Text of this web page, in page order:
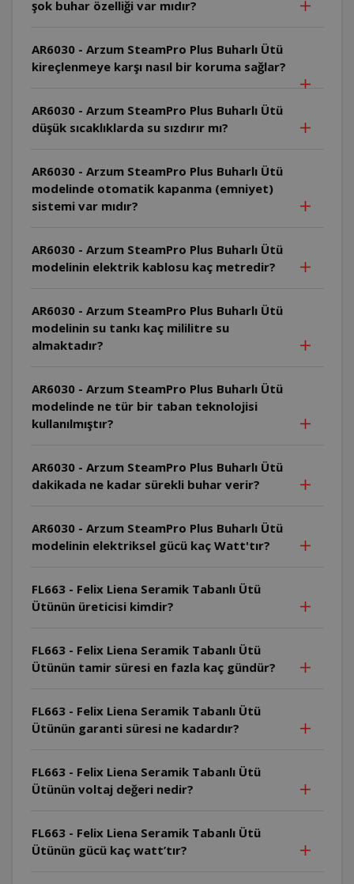
şok buhar özelliği var mıdır?
AR6030 - Arzum SteamPro Plus Buharlı Ütü
kireçlenmeye karşı nasıl bir koruma sağlar?
AR6030 - Arzum SteamPro Plus Buharlı Ütü
düşük sıcaklıklarda su sızdırır mı?
AR6030 - Arzum SteamPro Plus Buharlı Ütü
modelinde otomatik kapanma (emniyet)
sistemi var mıdır?
AR6030 - Arzum SteamPro Plus Buharlı Ütü
modelinin elektrik kablosu kaç metredir?
AR6030 - Arzum SteamPro Plus Buharlı Ütü
modelinin su tankı kaç mililitre su
almaktadır?
AR6030 - Arzum SteamPro Plus Buharlı Ütü
modelinde ne tür bir taban teknolojisi
kullanılmıştır?
AR6030 - Arzum SteamPro Plus Buharlı Ütü
dakikada ne kadar sürekli buhar verir?
AR6030 - Arzum SteamPro Plus Buharlı Ütü
modelinin elektriksel gücü kaç Watt'tır?
FL663 - Felix Liena Seramik Tabanlı Ütü
Ütünün üreticisi kimdir?
FL663 - Felix Liena Seramik Tabanlı Ütü
Ütünün tamir süresi en fazla kaç gündür?
FL663 - Felix Liena Seramik Tabanlı Ütü
Ütünün garanti süresi ne kadardır?
FL663 - Felix Liena Seramik Tabanlı Ütü
Ütünün voltaj değeri nedir?
FL663 - Felix Liena Seramik Tabanlı Ütü
Ütünün gücü kaç watt’tır?